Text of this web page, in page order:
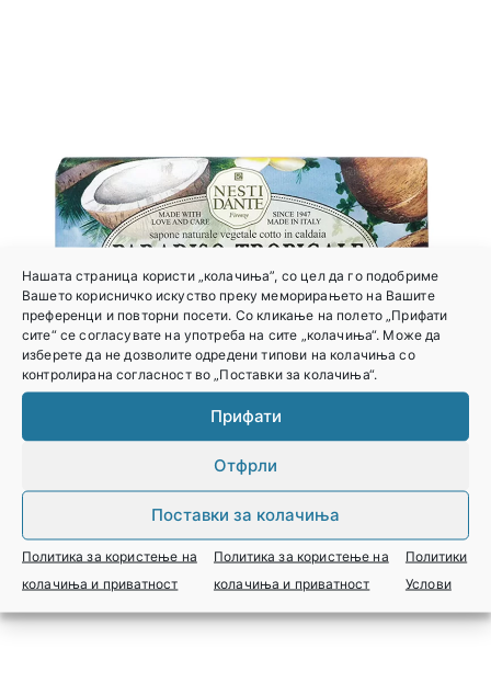
Нашата страница користи „колачиња”, со цел да го подобриме
Вашето корисничко искуство преку меморирањето на Вашите
преференци и повторни посети. Со кликање на полето „Прифати
сите“ се согласувате на употреба на сите „колачиња“. Може да
изберете да не дозволите одредени типови на колачиња со
контролирана согласност во „Поставки за колачиња“.
Прифати
Отфрли
Поставки за колачиња
Политика за користење на
колачиња и приватност
Политика за користење на
колачиња и приватност
Политики
Услови
САПУН ОД КОКОС NESTI DANTE 250ГР
Најави се за цена